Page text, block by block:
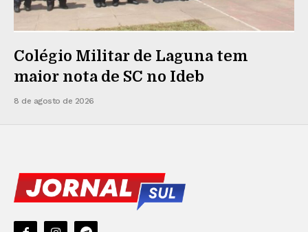
Colégio Militar de Laguna tem
maior nota de SC no Ideb
8 de agosto de 2026